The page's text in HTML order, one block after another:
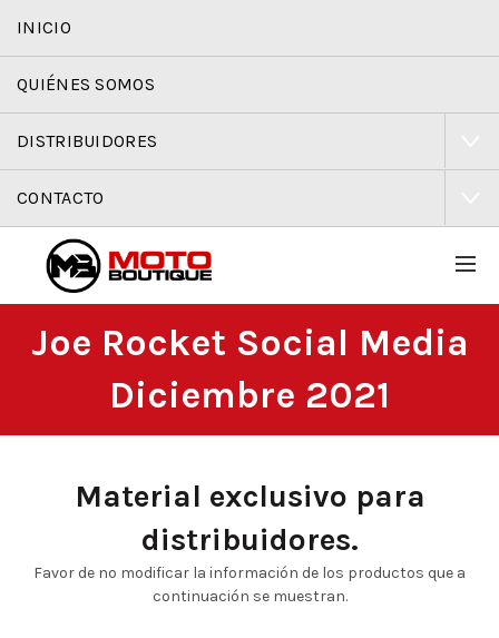
INICIO
QUIÉNES SOMOS
DISTRIBUIDORES
CONTACTO
Joe Rocket Social Media
Diciembre 2021
Material exclusivo para
distribuidores.
Favor de no modificar la información de los productos que a
continuación se muestran.